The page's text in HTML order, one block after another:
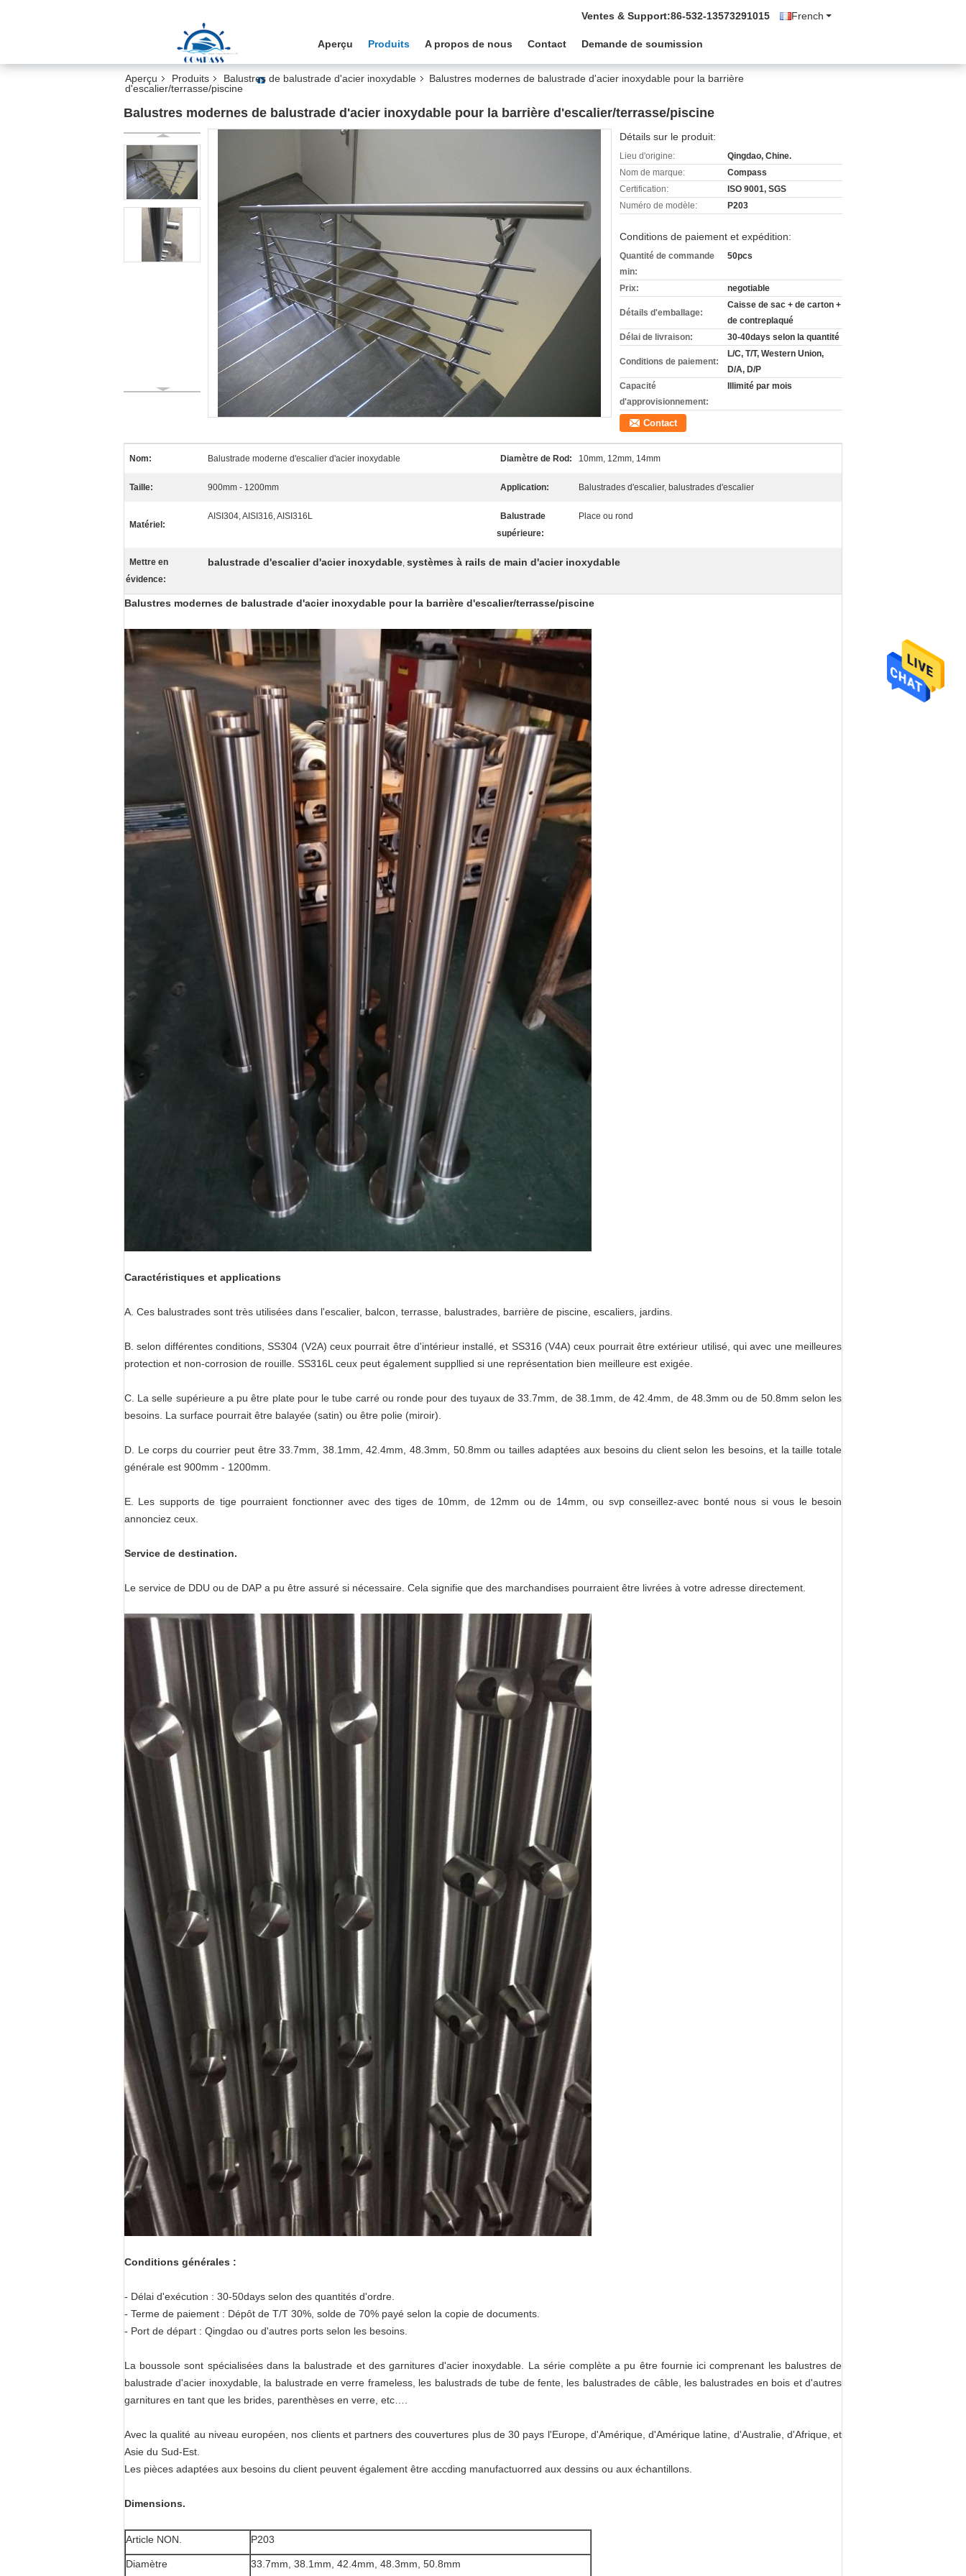
French
Ventes & Support:86-532-13573291015
Aperçu Produits A propos de nous Contact Demande de soumission
Aperçu Produits Balustres de balustrade d'acier inoxydable
Balustres modernes de balustrade d'acier inoxydable pour la barrière
d'escalier/terrasse/piscine
Balustres modernes de balustrade d'acier inoxydable pour la barrière d'escalier/terrasse/piscine
Détails sur le produit:
Lieu d'origine:
Qingdao, Chine.
Nom de marque:
Compass
Certification:
ISO 9001, SGS
Numéro de modèle:
P203
Conditions de paiement et expédition:
Quantité de commande
min:
50pcs
Prix: negotiable
Détails d'emballage:
Caisse de sac + de carton +
de contreplaqué
Délai de livraison:
30-40days selon la quantité
Conditions de paiement:
L/C, T/T, Western Union,
D/A, D/P
Capacité
d'approvisionnement:
Illimité par mois
Contact
Nom: Balustrade moderne d'escalier d'acier inoxydable Diamètre de Rod: 10mm, 12mm, 14mm
Taille: 900mm - 1200mm Application: Balustrades d'escalier, balustrades d'escalier
Matériel:
AISI304, AISI316, AISI316L
Balustrade
supérieure:
Place ou rond
Mettre en
évidence:
balustrade d'escalier d'acier inoxydable, systèmes à rails de main d'acier inoxydable
Balustres modernes de balustrade d'acier inoxydable pour la barrière d'escalier/terrasse/piscine
Caractéristiques et applications
A. Ces balustrades sont très utilisées dans l'escalier, balcon, terrasse, balustrades, barrière de piscine, escaliers, jardins.
B. selon différentes conditions, SS304 (V2A) ceux pourrait être d'intérieur installé, et SS316 (V4A) ceux pourrait être extérieur utilisé, qui avec une meilleures
protection et non-corrosion de rouille. SS316L ceux peut également suppllied si une représentation bien meilleure est exigée.
C. La selle supérieure a pu être plate pour le tube carré ou ronde pour des tuyaux de 33.7mm, de 38.1mm, de 42.4mm, de 48.3mm ou de 50.8mm selon les
besoins. La surface pourrait être balayée (satin) ou être polie (miroir).
D. Le corps du courrier peut être 33.7mm, 38.1mm, 42.4mm, 48.3mm, 50.8mm ou tailles adaptées aux besoins du client selon les besoins, et la taille totale
générale est 900mm - 1200mm.
E. Les supports de tige pourraient fonctionner avec des tiges de 10mm, de 12mm ou de 14mm, ou svp conseillez-avec bonté nous si vous le besoin
annonciez ceux.
Service de destination.
Le service de DDU ou de DAP a pu être assuré si nécessaire. Cela signifie que des marchandises pourraient être livrées à votre adresse directement.
Conditions générales :
- Délai d'exécution : 30-50days selon des quantités d'ordre.
- Terme de paiement : Dépôt de T/T 30%, solde de 70% payé selon la copie de documents.
- Port de départ : Qingdao ou d'autres ports selon les besoins.
La boussole sont spécialisées dans la balustrade et des garnitures d'acier inoxydable. La série complète a pu être fournie ici comprenant les balustres de
balustrade d'acier inoxydable, la balustrade en verre frameless, les balustrads de tube de fente, les balustrades de câble, les balustrades en bois et d'autres
garnitures en tant que les brides, parenthèses en verre, etc….
Avec la qualité au niveau européen, nos clients et partners des couvertures plus de 30 pays l'Europe, d'Amérique, d'Amérique latine, d'Australie, d'Afrique, et
Asie du Sud-Est.
Les pièces adaptées aux besoins du client peuvent également être accding manufactuorred aux dessins ou aux échantillons.
Dimensions.
Article NON. P203
Diamètre 33.7mm, 38.1mm, 42.4mm, 48.3mm, 50.8mm